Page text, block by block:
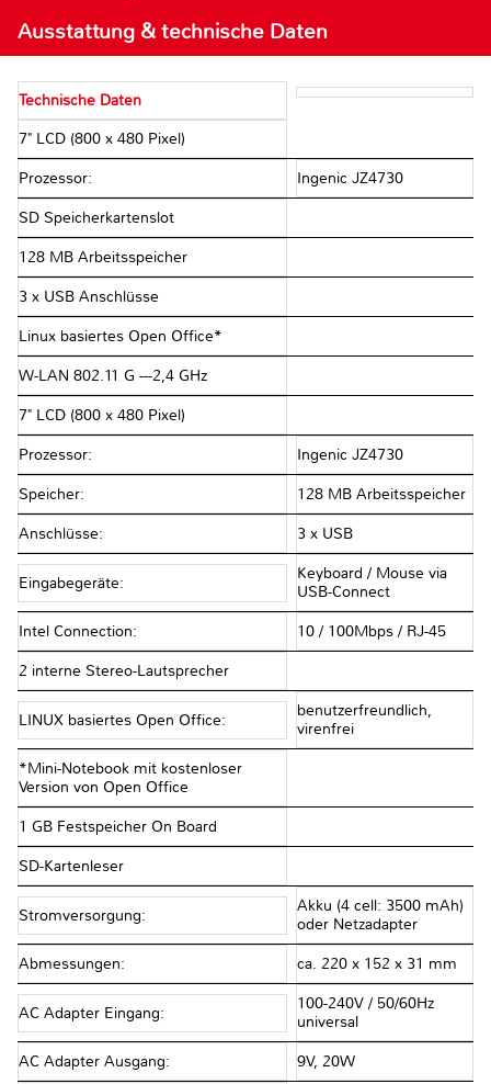
Ausstattung & technische Daten
Technische Daten
7" LCD (800 x 480 Pixel)
Prozessor: Ingenic JZ4730
SD Speicherkartenslot
128 MB Arbeitsspeicher
3 x USB Anschlüsse
Linux basiertes Open Office*
W-LAN 802.11 G ---2,4 GHz
7" LCD (800 x 480 Pixel)
Prozessor: Ingenic JZ4730
Speicher: 128 MB Arbeitsspeicher
Anschlüsse: 3 x USB
Eingabegeräte:
Keyboard / Mouse via
USB-Connect
Intel Connection: 10 / 100Mbps / RJ-45
2 interne Stereo-Lautsprecher
LINUX basiertes Open Office:
benutzerfreundlich,
virenfrei
*Mini-Notebook mit kostenloser
Version von Open Office
1 GB Festspeicher On Board
SD-Kartenleser
Stromversorgung:
Akku (4 cell: 3500 mAh)
oder Netzadapter
Abmessungen: ca. 220 x 152 x 31 mm
AC Adapter Eingang:
100-240V / 50/60Hz
universal
AC Adapter Ausgang: 9V, 20W